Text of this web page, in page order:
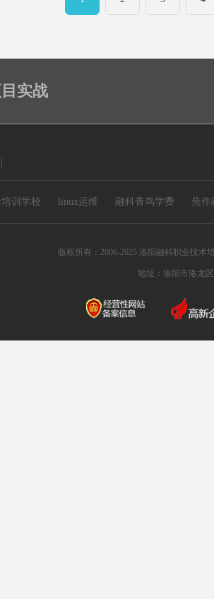
实战
训学校 linux运维 融科青鸟学费 焦作
版权所有：2006-2025 洛阳融科职业技术
地址：洛阳市洛龙